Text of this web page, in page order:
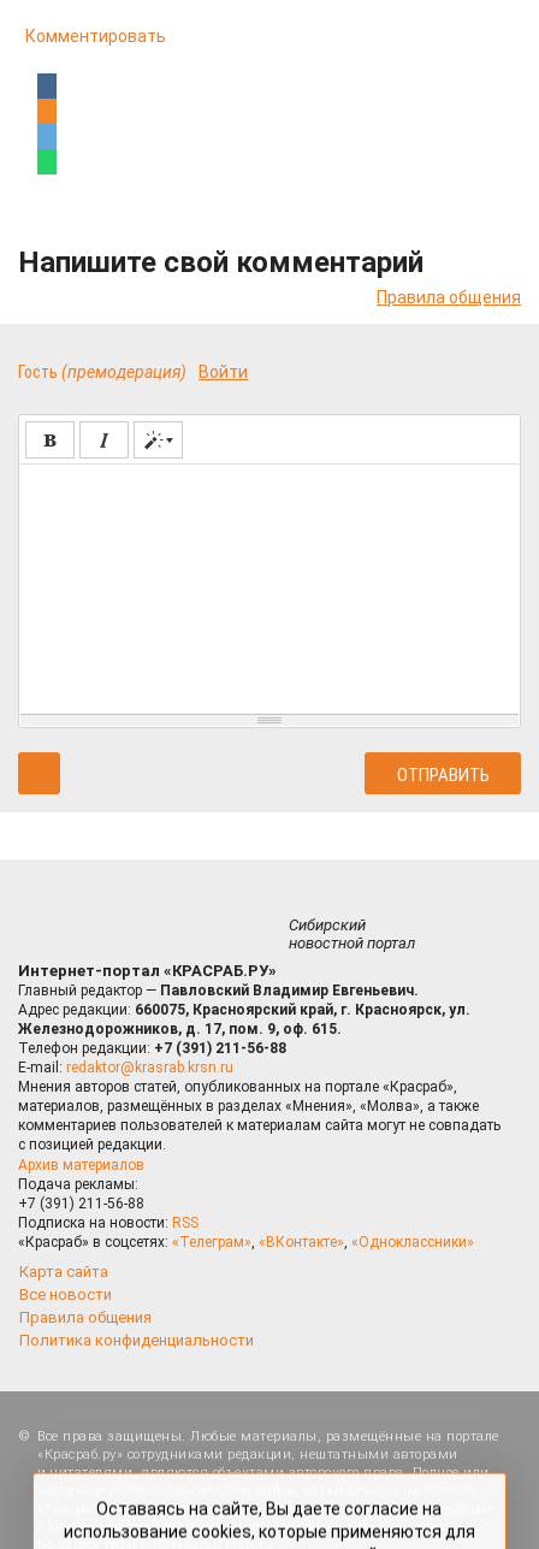
Комментировать
Напишите свой комментарий
Правила общения
Гость (премодерация) Войти
Сибирский
новостной портал
Интернет-портал «КРАСРАБ.РУ»
Главный редактор — Павловский Владимир Евгеньевич.
Адрес редакции: 660075, Красноярский край, г. Красноярск, ул.
Железнодорожников, д. 17, пом. 9, оф. 615.
Телефон редакции: +7 (391) 211-56-88
E-mail: redaktor@krasrab.krsn.ru
Мнения авторов статей, опубликованных на портале «Красраб»,
материалов, размещённых в разделах «Мнения», «Молва», а также
комментариев пользователей к материалам сайта могут не совпадать
с позицией редакции.
Архив материалов
Подача рекламы:
+7 (391) 211-56-88
Подписка на новости: RSS
«Красраб» в соцсетях: «Телеграм», «ВКонтакте», «Одноклассники»
Карта сайта
Все новости
Правила общения
Политика конфиденциальности
Все права защищены. Любые материалы, размещённые на портале
«Красраб.ру» сотрудниками редакции, нештатными авторами
и читателями, являются объектами авторского права. Полное или
«Красраб.ру», допускается только с письменного согласия редакции
с указанием ссылки на источник. Все вопросы можно задать
redaktor@krasrab.krsn.ru
использование cookies, которые применяются для
повышения качества рекомендаций согласно
настройки Вашего браузера.